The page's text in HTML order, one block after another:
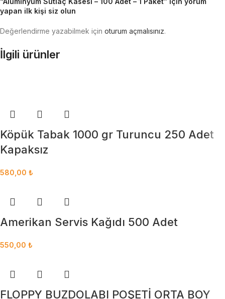
yapan ilk kişi siz olun
Değerlendirme yazabilmek için oturum açmalısınız.
İlgili ürünler
Köpük Tabak 1000 gr Turuncu 250 Adet
Kapaksız
580,00 ₺
Amerikan Servis Kağıdı 500 Adet
550,00 ₺
FLOPPY BUZDOLABI POŞETİ ORTA BOY